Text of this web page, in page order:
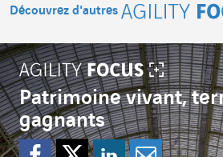
Découvrez d'autres
Patrimoine vivant,
gagnants